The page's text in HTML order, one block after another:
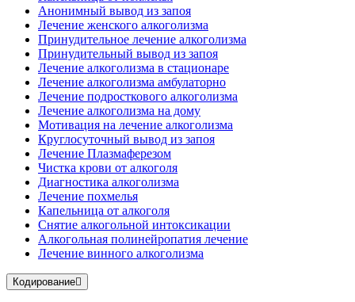
Анонимный вывод из запоя
Лечение женского алкоголизма
Принудительное лечение алкоголизма
Принудительный вывод из запоя
Лечение алкоголизма в стационаре
Лечение алкоголизма амбулаторно
Лечение подросткового алкоголизма
Лечение алкоголизма на дому
Мотивация на лечение алкоголизма
Круглосуточный вывод из запоя
Лечение Плазмаферезом
Чистка крови от алкоголя
Диагностика алкоголизма
Лечение похмелья
Капельница от алкоголя
Снятие алкогольной интоксикации
Алкогольная полинейропатия лечение
Лечение винного алкоголизма
Кодирование